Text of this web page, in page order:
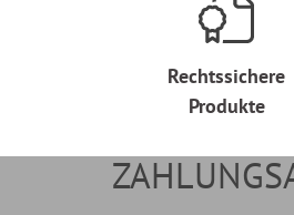
Rechtssichere
Produkte